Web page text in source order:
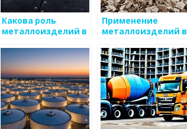
Какова роль
металлоизделий в
дизайне
Применение
металлоизделий в